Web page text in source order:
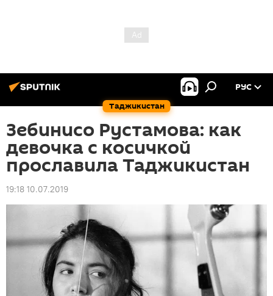
Таджикистан
РУС
Зебинисо Рустамова: как
девочка с косичкой
прославила Таджикистан
19:18 10.07.2019